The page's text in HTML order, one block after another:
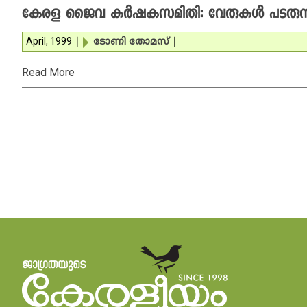
കേരള ജൈവ കര്‍ഷകസമിതി: വേരുകള്‍ പടരുന്ന
April, 1999 ടോണി തോമസ്
Read More